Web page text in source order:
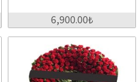
6,900.00₺